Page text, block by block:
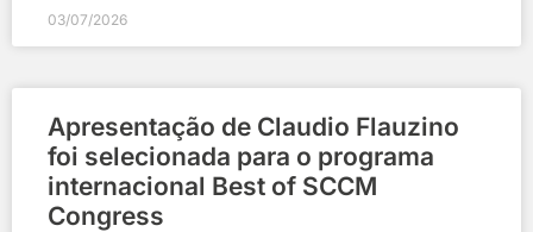
03/07/2026
Apresentação de Claudio Flauzino
foi selecionada para o programa
internacional Best of SCCM
Congress